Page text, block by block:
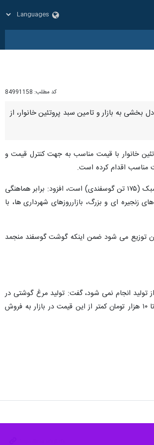
کد مطلب: 84991158
به بازار و تامین سبد پروتئین خانوار، از
خانوار با قیمت مناسب به جهت کنترل قیمت و
مناسب اقدام کرده است.
وی با بیان اینکه سهمیه تخصیصی ویژه مصرف خانوار به استان البرز برای دیماه؛ ۵۲۵ تن گوشت دام سنگین(۳۵۰ تن گوساله) و گوشت دام سبک (۱۷۵ تن گوسفندی) است، افزود: برابر هماهنگی
زنجیره ای و بزرگ، بازارروزهای شهرداری ها، با
توزیع می شود ضمن اینکه گوشت گوسفند منجمد
انجام نمی شود، گفت: تولید مرغ گوشتی در
استان در میزان بسیار بالایی انجام می شود و علیرغم اینکه قیمت مصوب دولت برای گوشت گرم مرغ ۶۳ هزار تومان تعیین شده ولی حتی تا ۱۰ هزار تومان کمتر از این قیمت در بازار به فروش